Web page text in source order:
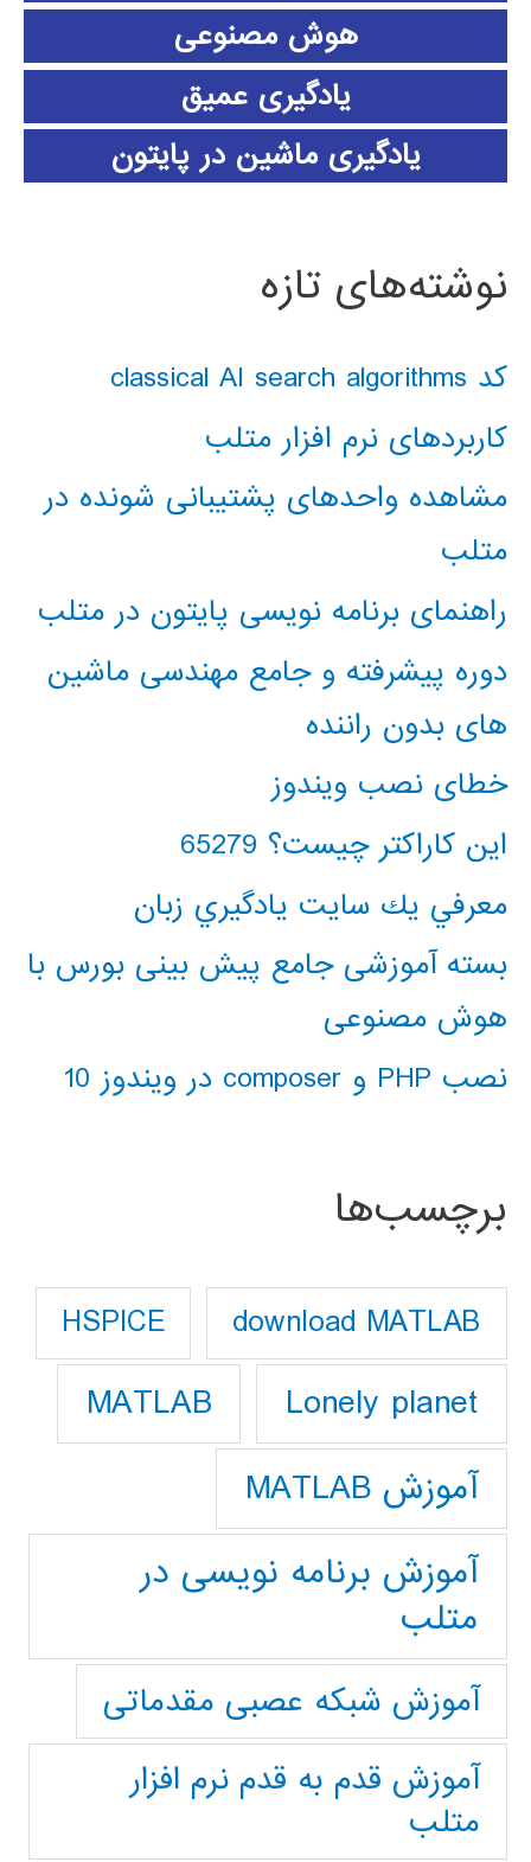
هوش مصنوعی
یادگیری عمیق
یادگیری ماشین در پایتون
نوشته‌های تازه
کد classical AI search algorithms
کاربردهای نرم افزار متلب
مشاهده واحدهای پشتیبانی شونده در
متلب
راهنمای برنامه نویسی پایتون در متلب
دوره پیشرفته و جامع مهندسی ماشین
های بدون راننده
خطای نصب ویندوز
این کاراکتر چیست؟ 65279
معرفي يك سايت يادگيري زبان
بسته آموزشی جامع پیش بینی بورس با
هوش مصنوعی
نصب PHP و composer در ویندوز 10
برچسب‌ها
download MATLAB
HSPICE
Lonely planet
MATLAB
آموزش MATLAB
آموزش برنامه نویسی در
متلب
آموزش شبکه عصبی مقدماتی
آموزش قدم به قدم نرم افزار
متلب